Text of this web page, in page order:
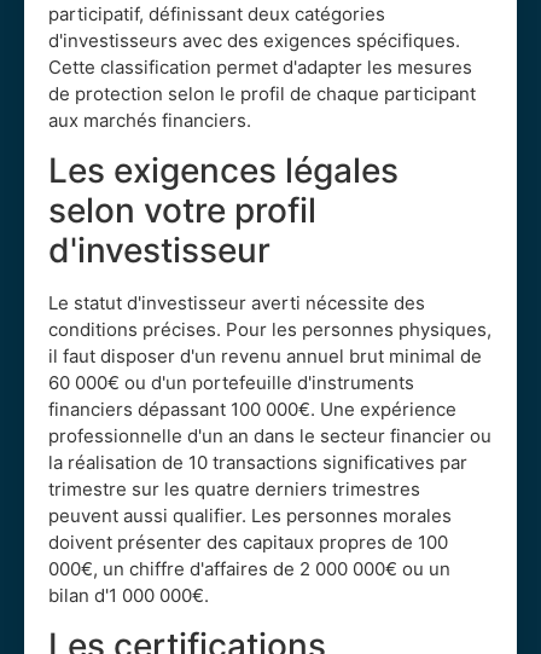
participatif, définissant deux catégories
d'investisseurs avec des exigences spécifiques.
Cette classification permet d'adapter les mesures
de protection selon le profil de chaque participant
aux marchés financiers.
Les exigences légales
selon votre profil
d'investisseur
Le statut d'investisseur averti nécessite des
conditions précises. Pour les personnes physiques,
il faut disposer d'un revenu annuel brut minimal de
60 000€ ou d'un portefeuille d'instruments
financiers dépassant 100 000€. Une expérience
professionnelle d'un an dans le secteur financier ou
la réalisation de 10 transactions significatives par
trimestre sur les quatre derniers trimestres
peuvent aussi qualifier. Les personnes morales
doivent présenter des capitaux propres de 100
000€, un chiffre d'affaires de 2 000 000€ ou un
bilan d'1 000 000€.